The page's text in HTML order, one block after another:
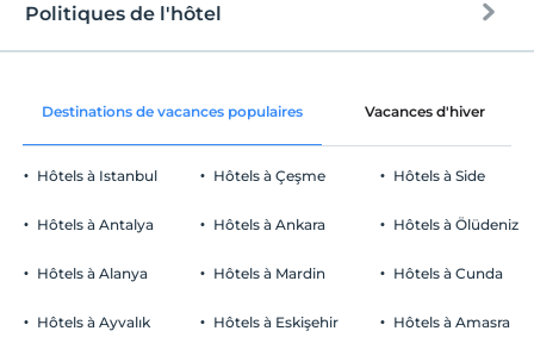
1 enfants de moins de 17 ans
Chaque chambre est gratuite pour un maximum de
Espaces communs et toutes les
Parking
Libérer Parking privé
Politiques de l'hôtel
enregistrement
Vérifier
Avant 10:00
animaux
Les bébés de moins de 2 ne sont pas facturés
Destinations de vacances populaires Vacances d'hiver
Hôtels à Istanbul
Hôtels à Antalya
Hôtels à Alanya
Hôtels à Ayvalık
Hôtels à Çeşme
Hôtels à Ankara
Hôtels à Mardin
Hôtels à Eskişehir
Hôtels à Side
Hôtels à Ölüdeniz
Hôtels à Cunda
Hôtels à Amasra